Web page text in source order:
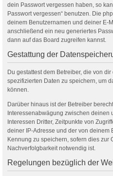
dein Passwort vergessen haben, so
Passwort vergessen“ benutzen. Die
deinem Benutzernamen und deiner E-
anschließend ein neu generiertes
dann auf das Board zugreifen kannst.
Gestattung der
Du gestattest dem Betreiber, die von
spezifizierten Daten zu speichern, um
können.
Darüber hinaus ist der Betreiber
Interessenabwägung zwischen deinen
Interessen Dritter, Zeitpunkte von
deiner IP-Adresse und der von deinem
Kennung zu speichern, sofern dies zur
Nachverfolgbarkeit notwendig ist.
Regelungen bezüglich der